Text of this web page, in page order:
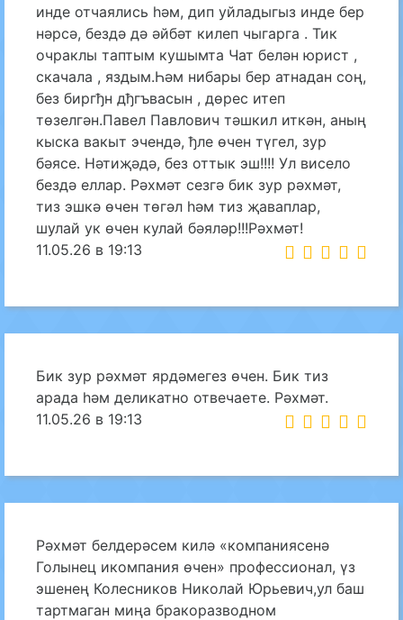
инде отчаялись һәм, дип уйладыгыз инде бер
нәрсә, бездә дә әйбәт килеп чыгарга . Тик
очраклы таптым кушымта Чат белән юрист ,
скачала , яздым.Һәм нибары бер атнадан соң,
без биргђн дђгъвасын , дөрес итеп
төзелгән.Павел Павлович тәшкил иткән, аның
кыска вакыт эчендә, ђле өчен түгел, зур
бәясе. Нәтиҗәдә, без оттык эш!!!! Ул висело
бездә еллар. Рәхмәт сезгә бик зур рәхмәт,
тиз эшкә өчен төгәл һәм тиз җаваплар,
шулай ук өчен кулай бәяләр!!!Рәхмәт!
11.05.26 в 19:13
Бик зур рәхмәт ярдәмегез өчен. Бик тиз
арада һәм деликатно отвечаете. Рәхмәт.
11.05.26 в 19:13
Рәхмәт белдерәсем килә «компаниясенә
Голынец икомпания өчен» профессионал, үз
эшенең Колесников Николай Юрьевич,ул баш
тартмаган миңа бракоразводном